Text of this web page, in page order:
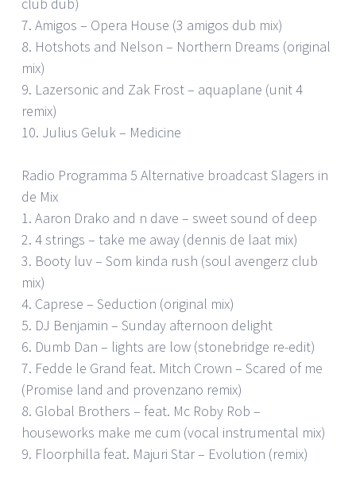
7. Amigos – Opera House (3 amigos dub mix)
8. Hotshots and Nelson – Northern Dreams (original
mix)
9. Lazersonic and Zak Frost – aquaplane (unit 4
remix)
10. Julius Geluk – Medicine
Radio Programma 5 Alternative broadcast Slagers in
de Mix
1. Aaron Drako and n dave – sweet sound of deep
2. 4 strings – take me away (dennis de laat mix)
3. Booty luv – Som kinda rush (soul avengerz club
mix)
4. Caprese – Seduction (original mix)
5. DJ Benjamin – Sunday afternoon delight
6. Dumb Dan – lights are low (stonebridge re-edit)
7. Fedde le Grand feat. Mitch Crown – Scared of me
(Promise land and provenzano remix)
8. Global Brothers – feat. Mc Roby Rob –
houseworks make me cum (vocal instrumental mix)
9. Floorphilla feat. Majuri Star – Evolution (remix)